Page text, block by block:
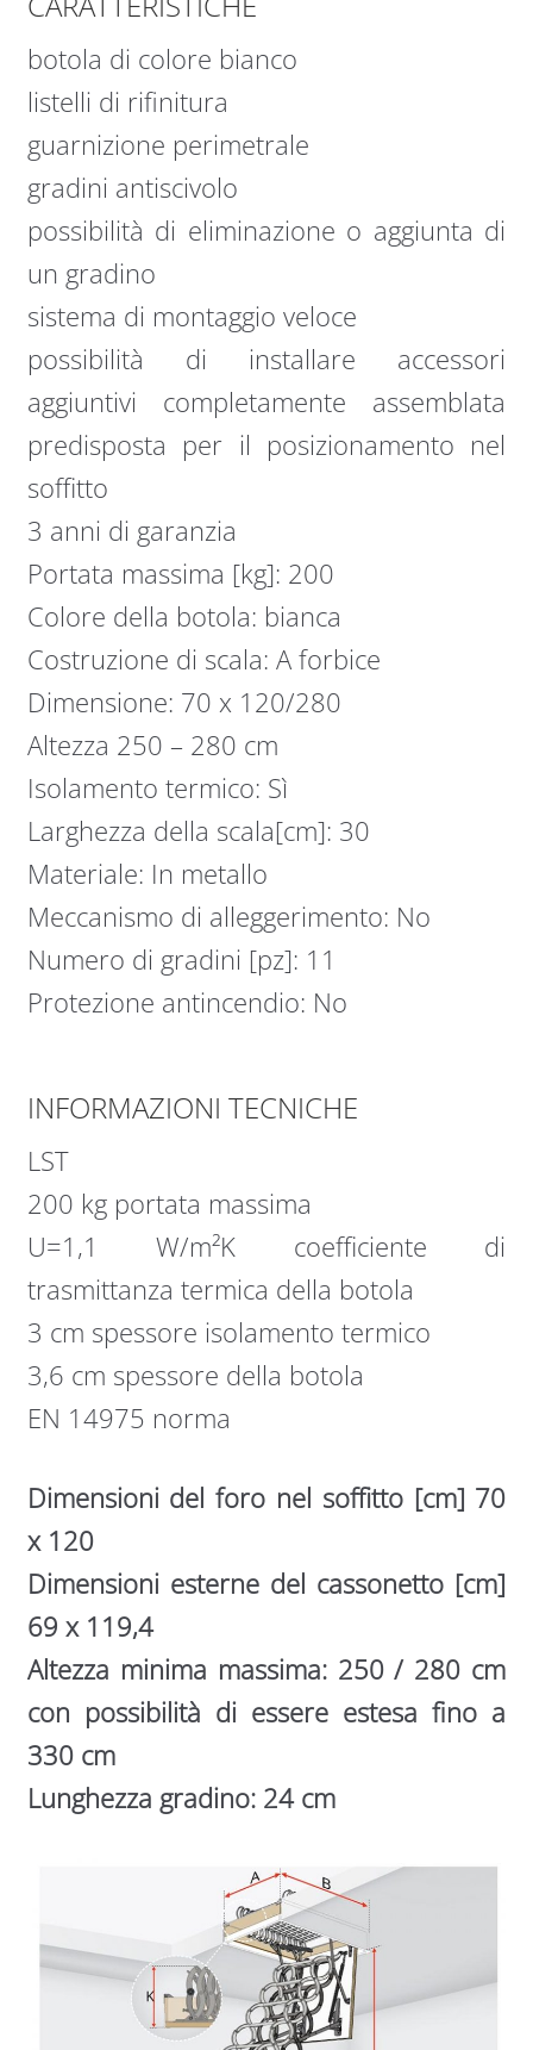
botola di colore bianco
listelli di rifinitura
guarnizione perimetrale
gradini antiscivolo
possibilità di eliminazione o aggiunta di
un gradino
sistema di montaggio veloce
possibilità di installare accessori
aggiuntivi completamente assemblata
predisposta per il posizionamento nel
soffitto
3 anni di garanzia
Portata massima [kg]: 200
Colore della botola: bianca
Costruzione di scala: A forbice
Dimensione: 70 x 120/280
Altezza 250 – 280 cm
Isolamento termico: Sì
Larghezza della scala[cm]: 30
Materiale: In metallo
Meccanismo di alleggerimento: No
Numero di gradini [pz]: 11
Protezione antincendio: No
INFORMAZIONI TECNICHE
LST
200 kg portata massima
U=1,1 W/m²K coefficiente di
trasmittanza termica della botola
3 cm spessore isolamento termico
3,6 cm spessore della botola
EN 14975 norma
Dimensioni del foro nel soffitto [cm] 70
x 120
Dimensioni esterne del cassonetto [cm]
69 x 119,4
Altezza minima massima: 250 / 280 cm
con possibilità di essere estesa fino a
330 cm
Lunghezza gradino: 24 cm